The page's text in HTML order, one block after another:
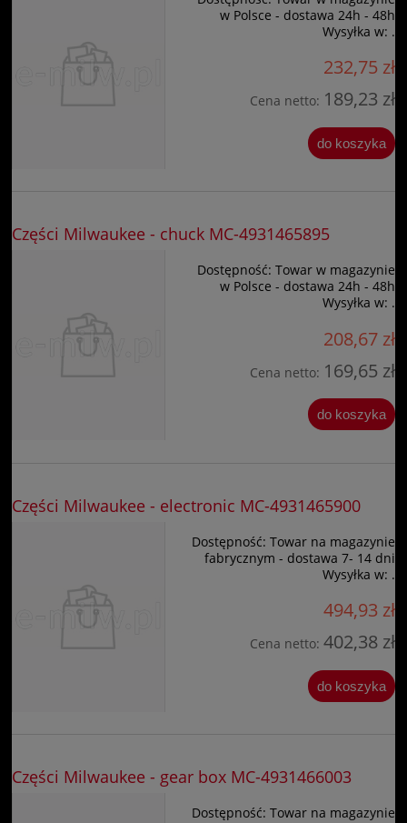
w Polsce - dostawa 24h - 48h
Wysyłka w: .
232,75 zł
Cena netto: 189,23 zł
do koszyka
Części Milwaukee - chuck MC-4931465895
Dostępność: Towar w magazynie
w Polsce - dostawa 24h - 48h
Wysyłka w: .
208,67 zł
Cena netto: 169,65 zł
do koszyka
Części Milwaukee - electronic MC-4931465900
Dostępność: Towar na magazynie
fabrycznym - dostawa 7- 14 dni
Wysyłka w: .
494,93 zł
Cena netto: 402,38 zł
do koszyka
Części Milwaukee - gear box MC-4931466003
Dostępność: Towar na magazynie